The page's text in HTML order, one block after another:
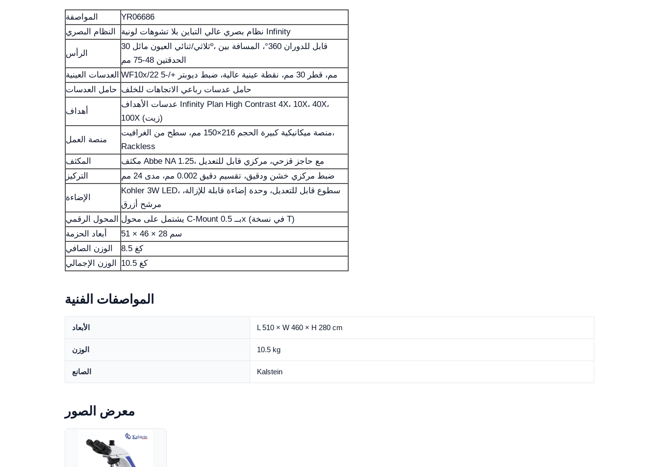
المواصفة
YR06686
النظام البصري
نظام بصري عالي التباين بلا تشوهات لونية Infinity
الرأس
ثلاثي/ثنائي العيون مائل 30º، قابل للدوران 360°، المسافة بين
الحدقتين 48-75 مم
العدسات العينية
WF10x/22 مم، قطر 30 مم، نقطة عينية عالية، ضبط ديوبتر +/-5
حامل العدسات حامل عدسات رباعي الاتجاهات للخلف
أهداف
عدسات الأهداف Infinity Plan High Contrast 4X، 10X، 40X،
100X (زيت)
منصة العمل
منصة ميكانيكية كبيرة الحجم 216×150 مم، سطح من الغرافيت،
Rackless
المكثف
مكثف Abbe NA 1.25، مع حاجز قزحي، مركزي قابل للتعديل
التركيز
ضبط مركزي خشن ودقيق، تقسيم دقيق 0.002 مم، مدى 24 مم
الإضاءة
Kohler 3W LED، سطوع قابل للتعديل، وحدة إضاءة قابلة للإزالة،
مرشح أزرق
المحول الرقمي
يشتمل على محول C-Mount بــ 0.5x (في نسخة T)
أبعاد الحزمة
51 × 46 × 28 سم
الوزن الصافي
8.5 كغ
الوزن الإجمالي
10.5 كغ
المواصفات الفنية
الأبعاد L 510 × W 460 × H 280 cm
الوزن 10.5 kg
الصانع Kalstein
معرض الصور